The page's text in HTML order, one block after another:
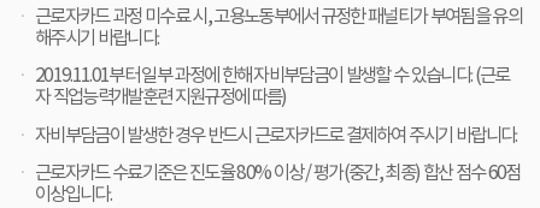
근로자카드 과정 미수료 시, 고용노동부에서 규정한 패널티가 부여됨을 유의
해주시기 바랍니다.
2019.11.01부터 일부 과정에 한해 자비부담금이 발생할 수 있습니다. (근로
자 직업능력개발훈련 지원규정에 따름)
자비부담금이 발생한 경우 반드시 근로자카드로 결제하여 주시기 바랍니다.
근로자카드 수료기준은 진도율 80% 이상 / 평가(중간, 최종) 합산 점수 60점
이상입니다.